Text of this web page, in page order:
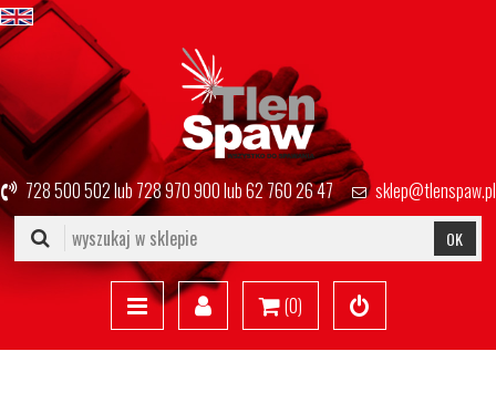
728 500 502lub728 970 900lub62 760 26 47 sklep@tlenspaw.pl
OK
(0)